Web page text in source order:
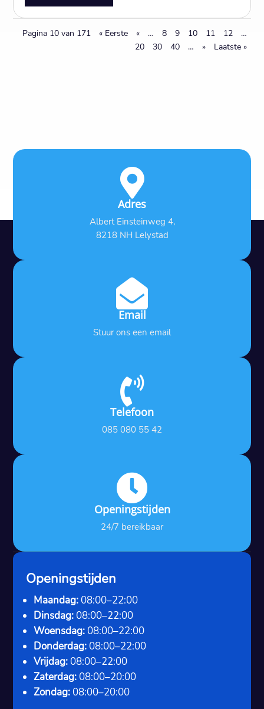
Pagina 10 van 171 « Eerste « … 8 9 10 11 12
…
20
30 40 … » Laatste »

Adres
Albert Einsteinweg 4,
8218 NH Lelystad

Email
Stuur ons een email

Telefoon
085 080 55 42

Openingstijden
24/7 bereikbaar
Openingstijden
Maandag: 08:00–22:00
Dinsdag: 08:00–22:00
Woensdag: 08:00–22:00
Donderdag: 08:00–22:00
Vrijdag: 08:00–22:00
Zaterdag: 08:00–20:00
Zondag: 08:00–20:00